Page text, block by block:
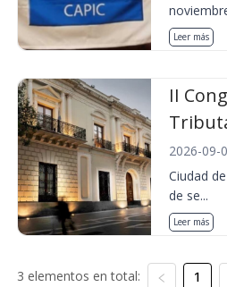
Leer más
II
2026-09-
Ciudad
de se...
Leer más
3 elementos en total: 1